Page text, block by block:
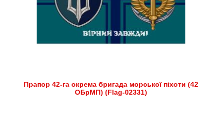
Прапор 42-га окрема бригада морської піхоти (42
ОБрМП) (Flag-02331)